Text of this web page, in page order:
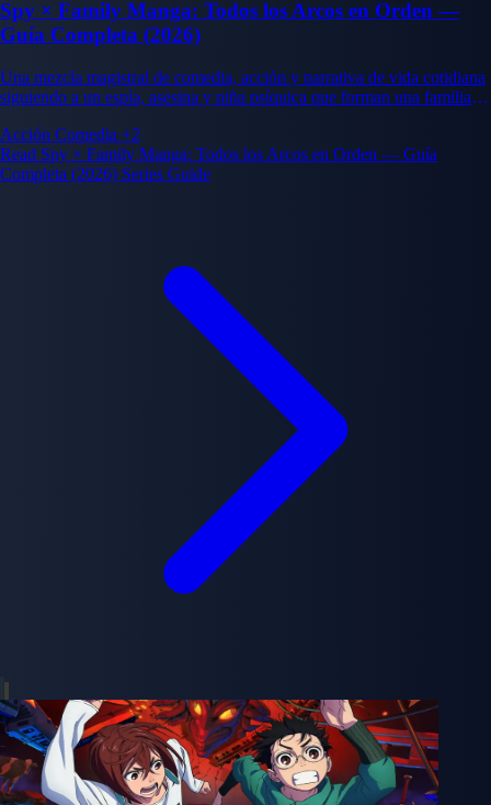
Spy × Family Manga: Todos los Arcos en Orden —
Guía Completa (2026)
Una mezcla magistral de comedia, acción y narrativa de vida cotidiana
siguiendo a un espía, asesina y niña psíquica que forman una familia
Acción Comedia +2
Read Spy × Family Manga: Todos los Arcos en Orden — Guía
Completa (2026) Series Guide